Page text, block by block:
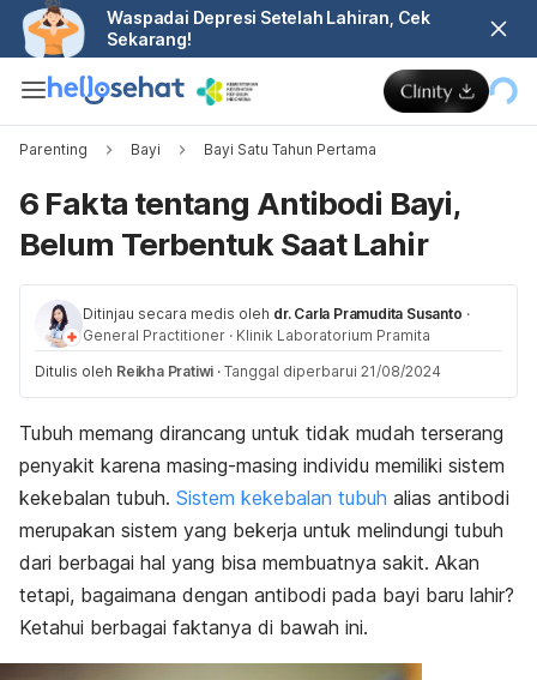
Waspadai Depresi Setelah Lahiran, Cek
Sekarang!
Parenting Bayi Bayi Satu Tahun Pertama
6 Fakta tentang Antibodi Bayi,
Belum Terbentuk Saat Lahir
Ditinjau secara medis oleh dr. Carla Pramudita Susanto ·
General Practitioner · Klinik Laboratorium Pramita
Ditulis oleh Reikha Pratiwi · Tanggal diperbarui 21/08/2024
Tubuh memang dirancang untuk tidak mudah terserang
penyakit karena masing-masing individu memiliki sistem
kekebalan tubuh. Sistem kekebalan tubuh alias antibodi
merupakan sistem yang bekerja untuk melindungi tubuh
dari berbagai hal yang bisa membuatnya sakit. Akan
tetapi, bagaimana dengan antibodi pada bayi baru lahir?
Ketahui berbagai faktanya di bawah ini.